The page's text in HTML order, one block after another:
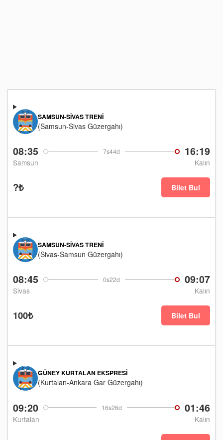
08:35 7s44d 16:19
Samsun Kalın
SAMSUN-SIVAS TRENI
(Samsun-Sivas Güzergahı)
?₺ Bilet Bul
08:45 0s22d 09:07
Sivas Kalın
SAMSUN-SIVAS TRENI
(Sivas-Samsun Güzergahı)
100₺ Bilet Bul
09:20 16s26d 01:46
Kurtalan Kalın
GÜNEY KURTALAN EKSPRESI
(Kurtalan-Ankara Gar Güzergahı)